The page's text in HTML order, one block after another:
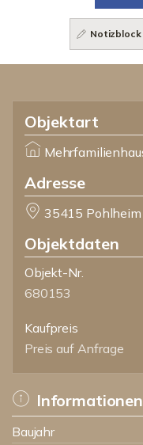
Notizblock
Objektart
Adresse
35415
Objektdaten
Objekt-Nr.
680153
Kaufpreis
Preis auf Anfrage
Informationen
Baujahr